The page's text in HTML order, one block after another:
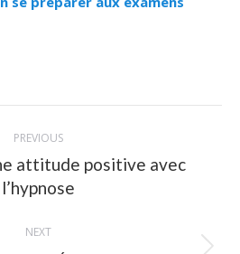
PREVIOUS
Previous
post:
attitude positive avec
l’hypnose
NEXT